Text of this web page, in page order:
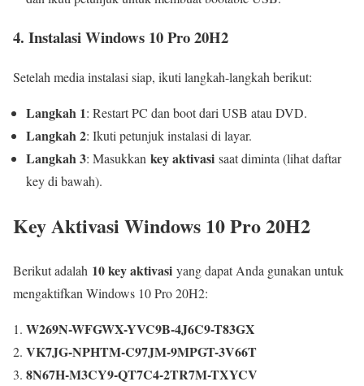
4. Instalasi Windows 10 Pro 20H2
Setelah media instalasi siap, ikuti langkah-langkah berikut:
Langkah 1: Restart PC dan boot dari USB atau DVD.
Langkah 2: Ikuti petunjuk instalasi di layar.
Langkah 3: Masukkan key aktivasi saat diminta (lihat daftar
key di bawah).
Key Aktivasi Windows 10 Pro 20H2
Berikut adalah 10 key aktivasi yang dapat Anda gunakan untuk
mengaktifkan Windows 10 Pro 20H2:
W269N-WFGWX-YVC9B-4J6C9-T83GX
VK7JG-NPHTM-C97JM-9MPGT-3V66T
8N67H-M3CY9-QT7C4-2TR7M-TXYCV